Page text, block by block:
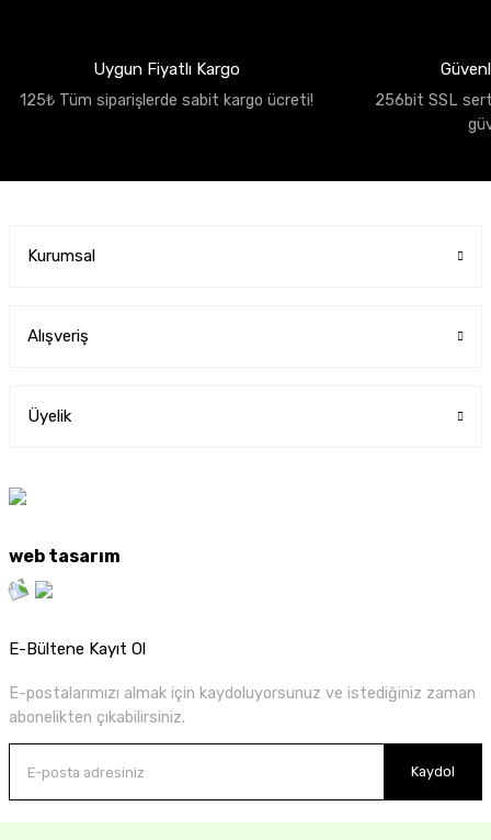
Uygun Fiyatlı Kargo
125₺ Tüm siparişlerde sabit kargo ücreti!
256bit SSL
Kurumsal
Alışveriş
Üyelik
web tasarım
E-Bültene Kayıt Ol
E-postalarımızı almak için kaydoluyorsunuz ve istediğiniz zaman
abonelikten çıkabilirsiniz.
Kaydol